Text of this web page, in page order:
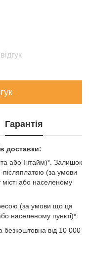
Гарантія
доставки:
або Інтайм)*. Залишок
(за умови
або населеному
(за умови що ця
населеному пункті)*
безкоштовна від 10 000